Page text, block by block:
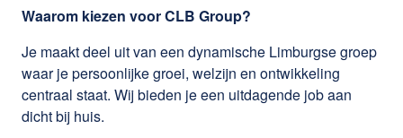
Waarom kiezen voor CLB Group?
Je maakt deel uit van een dynamische Limburgse groep
waar je persoonlijke groei, welzijn en ontwikkeling
centraal staat. Wij bieden je een uitdagende job aan
dicht bij huis.